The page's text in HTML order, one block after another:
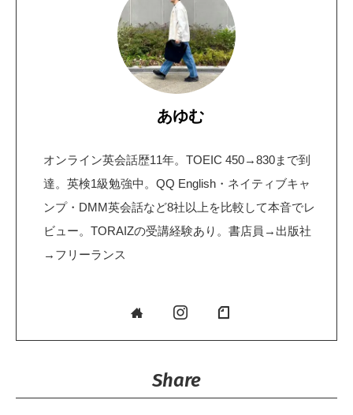
あゆむ
オンライン英会話歴11年。TOEIC 450→830まで到
達。英検1級勉強中。QQ English・ネイティブキャ
ンプ・DMM英会話など8社以上を比較して本音でレ
ビュー。TORAIZの受講経験あり。書店員→出版社
→フリーランス
Share